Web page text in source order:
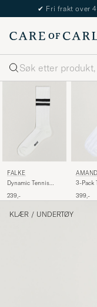
Søk
FALKE
Dynamic Tennis
239,-
ENSEN
3-Pack
399,-
KLÆR / UNDERTØY